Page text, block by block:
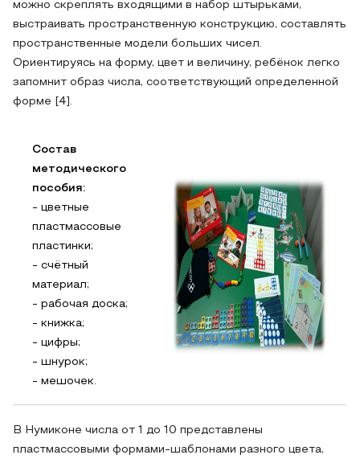
можно скреплять входящими в набор штырьками,
выстраивать пространственную конструкцию, составлять
пространственные модели больших чисел.
Ориентируясь на форму, цвет и величину, ребёнок легко
запомнит образ числа, соответствующий определенной
форме [4].
Состав
методического
пособия:
- цветные
пластмассовые
пластинки;
- счётный
материал;
- рабочая доска;
- книжка;
- цифры;
- шнурок;
- мешочек.
В Нумиконе числа от 1 до 10 представлены
пластмассовыми формами-шаблонами разного цвета,